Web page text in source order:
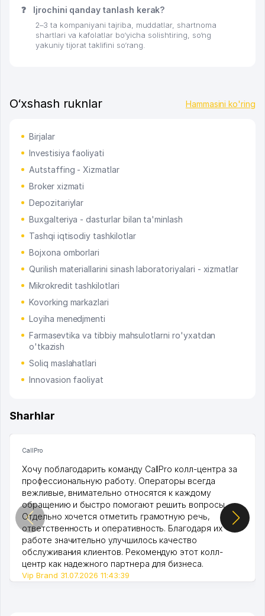
❓ Ijrochini qanday tanlash kerak?
2–3 ta kompaniyani tajriba, muddatlar, shartnoma
shartlari va kafolatlar bo‘yicha solishtiring, so‘ng
yakuniy tijorat taklifini so‘rang.
O‘xshash ruknlar Hammasini ko'ring
Birjalar
Investisiya faoliyati
Autstaffing - Xizmatlar
Broker xizmati
Depozitariylar
Buxgalteriya - dasturlar bilan ta'minlash
Tashqi iqtisodiy tashkilotlar
Bojxona omborlari
Qurilish materiallarini sinash laboratoriyalari - xizmatlar
Mikrokredit tashkilotlari
Kovorking markazlari
Loyiha menedjmenti
Farmasevtika va tibbiy mahsulotlarni ro'yxatdan
o'tkazish
Soliq maslahatlari
Innovasion faoliyat
Sharhlar
CallPro
Хочу поблагодарить команду CallPro колл-центра за
профессиональную работу. Операторы всегда
вежливые, внимательно относятся к каждому
обращению и быстро помогают решить вопросы.
Отдельно хочется отметить грамотную речь,
ответственность и оперативность. Благодаря их
работе значительно улучшилось качество
обслуживания клиентов. Рекомендую этот колл-
центр как надежного партнера для бизнеса.
Vip Brand 31.07.2026 11:43:39